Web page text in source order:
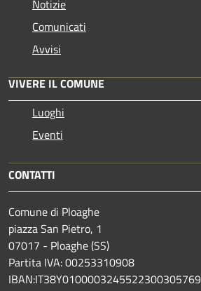
Notizie
Comunicati
Avvisi
VIVERE IL COMUNE
Luoghi
Eventi
CONTATTI
Comune di Ploaghe
piazza San Pietro, 1
07017 - Ploaghe (SS)
Partita IVA: 00253310908
IBAN:IT38Y0100003245522300305769